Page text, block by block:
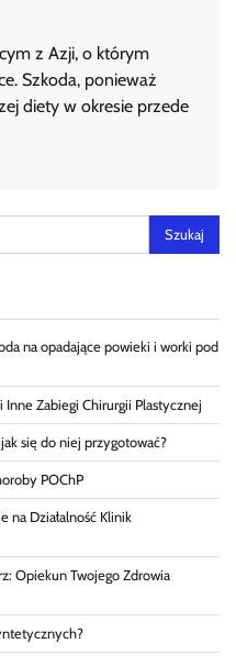
z Azji, o którym
Szkoda, ponieważ
diety w okresie przede
na opadające powieki i worki pod
Inne Zabiegi Chirurgii Plastycznej
się do niej przygotować?
POChP
na Działalność Klinik
Opiekun Twojego Zdrowia